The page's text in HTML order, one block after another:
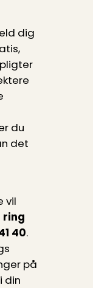
dig
du
det
vil
ring
40.
på
din